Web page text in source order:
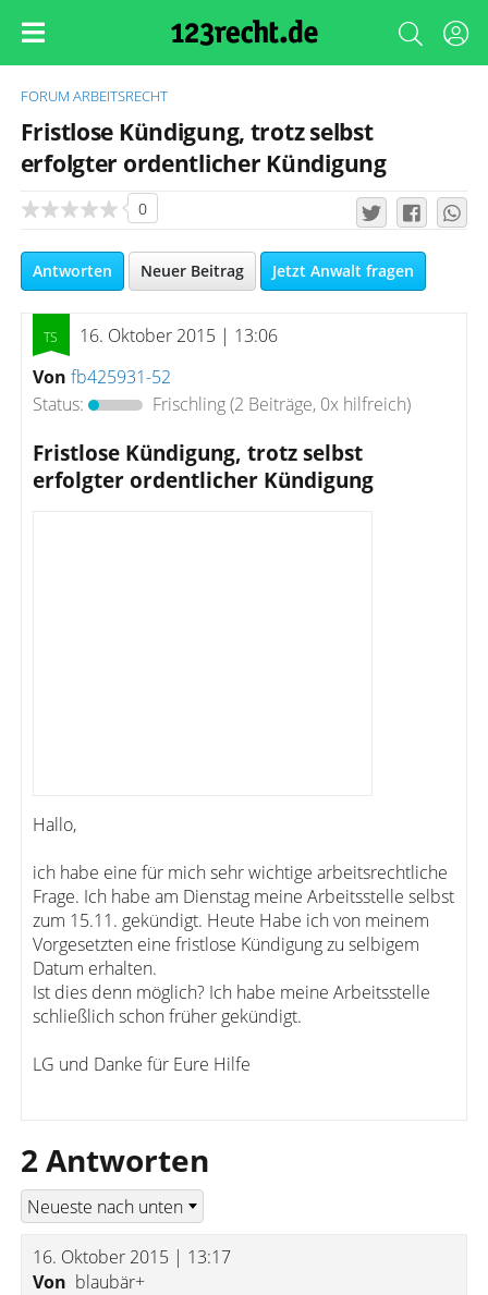
FORUM ARBEITSRECHT
Fristlose Kündigung, trotz selbst
erfolgter ordentlicher Kündigung
0
Antworten Neuer Beitrag Jetzt Anwalt fragen
16. Oktober 2015 | 13:06
Von fb425931-52
Status:
Frischling(2 Beiträge, 0x hilfreich)
Fristlose Kündigung, trotz selbst
erfolgter ordentlicher Kündigung
Hallo,
ich habe eine für mich sehr wichtige arbeitsrechtliche
Frage. Ich habe am Dienstag meine Arbeitsstelle selbst
zum 15.11. gekündigt. Heute Habe ich von meinem
Vorgesetzten eine fristlose Kündigung zu selbigem
Datum erhalten.
Ist dies denn möglich? Ich habe meine Arbeitsstelle
schließlich schon früher gekündigt.
LG und Danke für Eure Hilfe
2 Antworten
16. Oktober 2015 | 13:17
Von blaubär+